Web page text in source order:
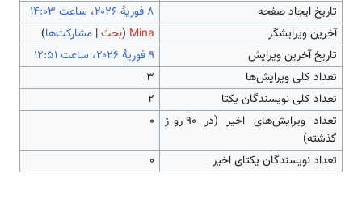
تاریخ ایجاد صفحه
آخرین ویرایشگر
Mina
(بحث| مشارکت‌ها)
تاریخ آخرین ویرایش
تعداد کلی ویرایش‌ها
۳
تعداد کلی نویسندگان یکتا
۲
تعداد ویرایش‌های اخیر (در ۹۰ روز
گذشته)
۰
تعداد نویسندگان یکتای اخیر ۰